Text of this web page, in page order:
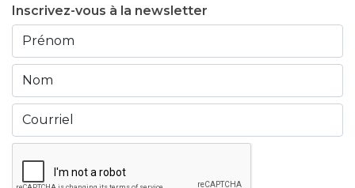
Inscrivez-vous à la newsletter